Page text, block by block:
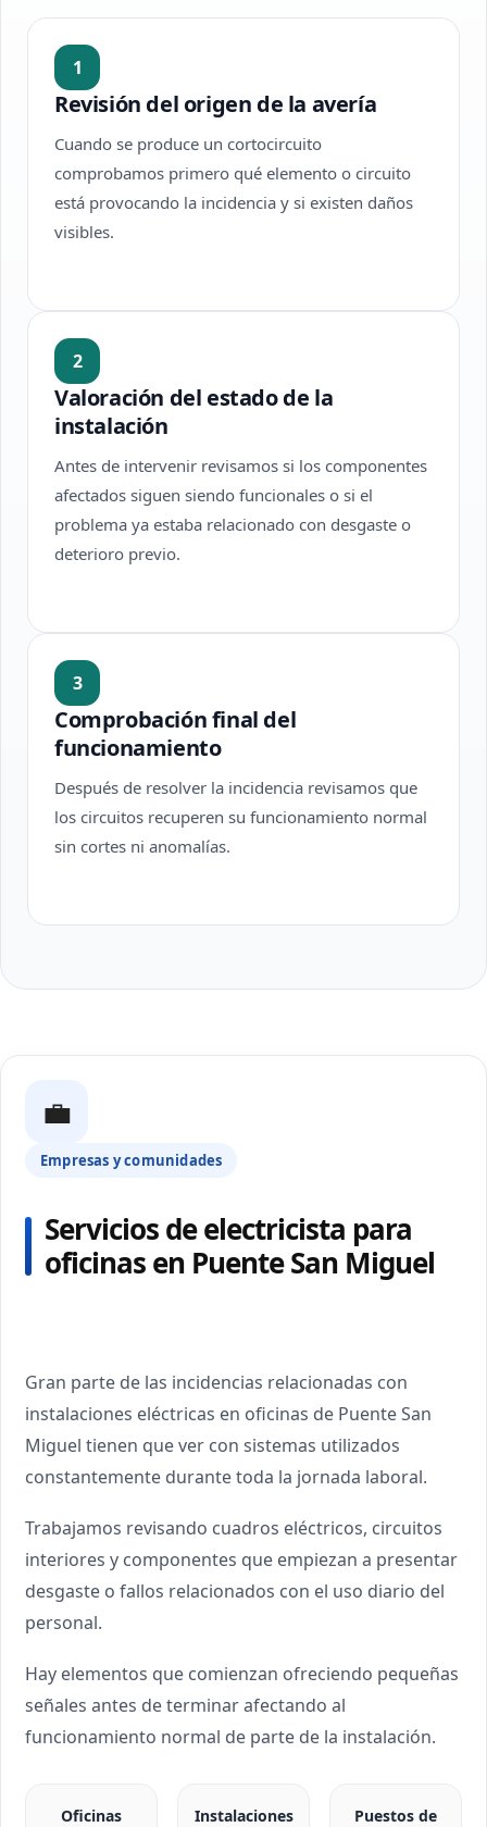
1
Revisión del origen de la avería
Cuando se produce un cortocircuito
comprobamos primero qué elemento o circuito
está provocando la incidencia y si existen daños
visibles.
2
Valoración del estado de la
instalación
Antes de intervenir revisamos si los componentes
afectados siguen siendo funcionales o si el
problema ya estaba relacionado con desgaste o
deterioro previo.
3
Comprobación final del
funcionamiento
Después de resolver la incidencia revisamos que
los circuitos recuperen su funcionamiento normal
sin cortes ni anomalías.
💼
Empresas y comunidades
Servicios de electricista para
oficinas en Puente San Miguel
Gran parte de las incidencias relacionadas con
instalaciones eléctricas en oficinas de Puente San
Miguel tienen que ver con sistemas utilizados
constantemente durante toda la jornada laboral.
Trabajamos revisando cuadros eléctricos, circuitos
interiores y componentes que empiezan a presentar
desgaste o fallos relacionados con el uso diario del
personal.
Hay elementos que comienzan ofreciendo pequeñas
señales antes de terminar afectando al
funcionamiento normal de parte de la instalación.
Oficinas
Instalaciones
Puestos de